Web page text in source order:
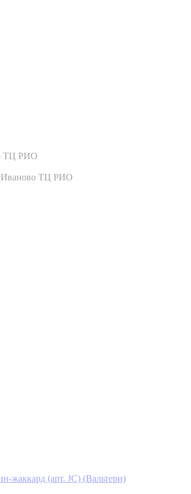
ТЦ РИО
Иваново ТЦ РИО
жаккард (арт. JC) (Вальтери)